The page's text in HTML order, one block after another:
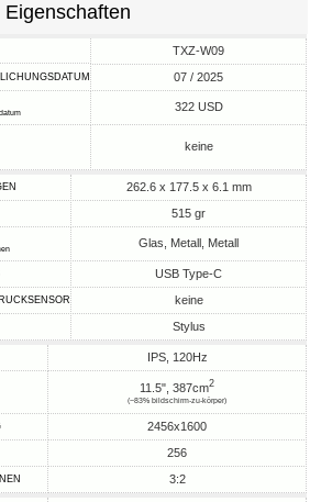
Eigenschaften
TXZ-W09
07 / 2025
322 USD
keine
262.6 x 177.5 x 6.1 mm
515 gr
Glas, Metall, Metall
USB Type-C
keine
Stylus
IPS, 120Hz
11.5", 387cm2
(~83% bildschirm-zu-körper)
2456x1600
256
3:2